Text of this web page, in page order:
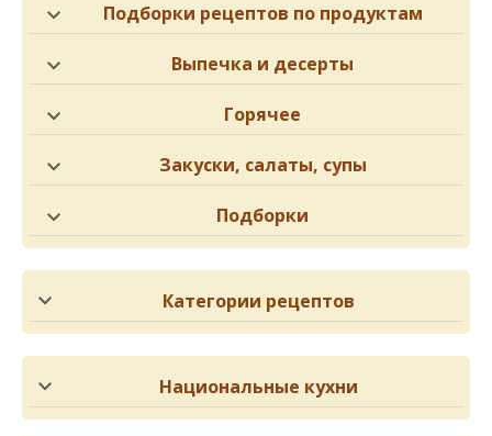
Подборки рецептов по продуктам
Выпечка и десерты
Горячее
Закуски, салаты, супы
Подборки
Категории рецептов
Национальные кухни